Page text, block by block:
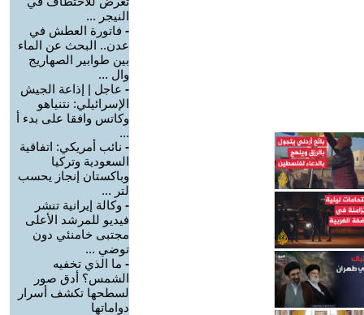
النيجر ...
- فاتورة العطش في
عدن.. البحث عن الماء
بين طوابير الصهاريج
وال ...
- عاجل | إذاعة الجيش
الإسرائيلي: نتنياهو
وكاتس وافقا على بدء أ
...
- نائب أمريكي: اتفاقية
السعودية وتركيا
وباكستان إنجاز يحسب
لتر ...
- وكالة إيرانية تنشر
فيديو للمرشد الأعلى
مجتبى خامنئي دون
توضي ...
- ما الذي تخفيه
الشمس؟ أدق صور
لسطحها تكشف أسرار
دواماتها